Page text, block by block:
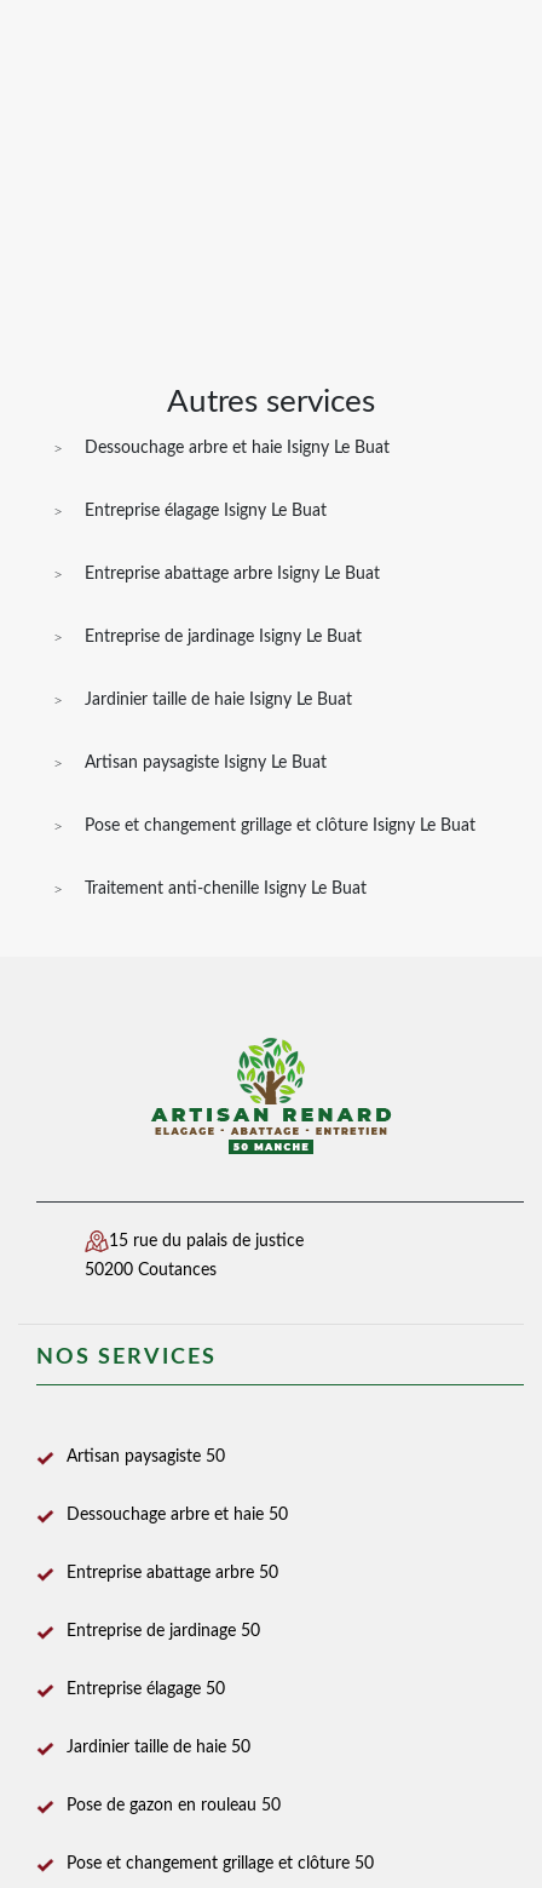
Autres services
Dessouchage arbre et haie Isigny Le Buat
Entreprise élagage Isigny Le Buat
Entreprise abattage arbre Isigny Le Buat
Entreprise de jardinage Isigny Le Buat
Jardinier taille de haie Isigny Le Buat
Artisan paysagiste Isigny Le Buat
Pose et changement grillage et clôture Isigny Le Buat
Traitement anti-chenille Isigny Le Buat
15 rue du palais de justice
50200 Coutances
NOS SERVICES
Artisan paysagiste 50
Dessouchage arbre et haie 50
Entreprise abattage arbre 50
Entreprise de jardinage 50
Entreprise élagage 50
Jardinier taille de haie 50
Pose de gazon en rouleau 50
Pose et changement grillage et clôture 50